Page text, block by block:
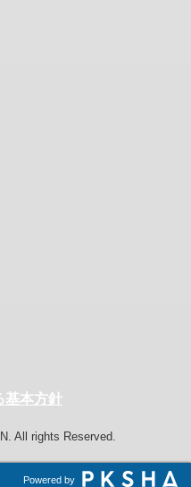
基本方針
All rights Reserved.
Powered by